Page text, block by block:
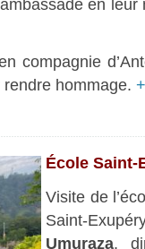
en
compagnie
hommage.
École Saint-
Visite de
Saint-
Umuraza,